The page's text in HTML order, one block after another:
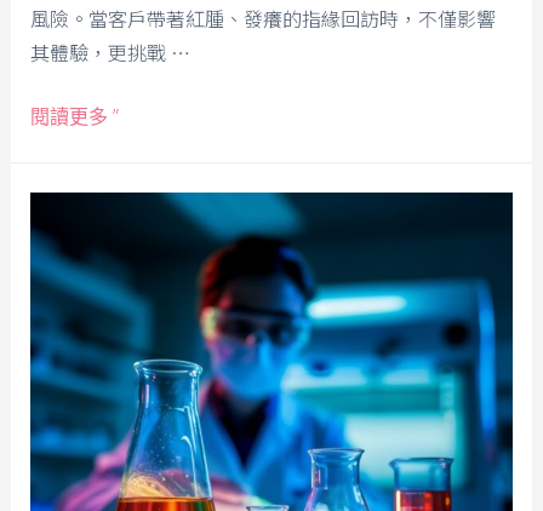
風險。當客戶帶著紅腫、發癢的指緣回訪時，不僅影響
其體驗，更挑戰 …
閱讀更多 ”